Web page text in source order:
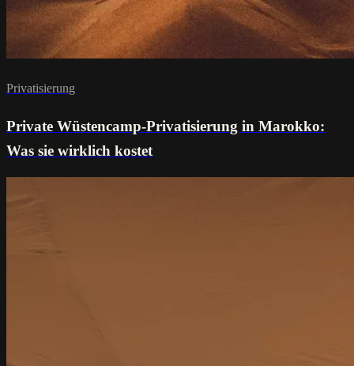
Privatisierung
Private Wüstencamp-Privatisierung in Marokko:
Was sie wirklich kostet